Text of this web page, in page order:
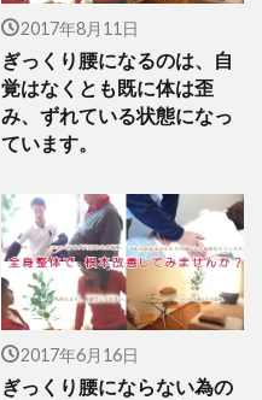
2017年8月11日
ぎっくり腰になるのは、自
覚はなくとも既に体は歪
み、ずれている状態になっ
ています。
2017年6月16日
ぎっくり腰にならない為の